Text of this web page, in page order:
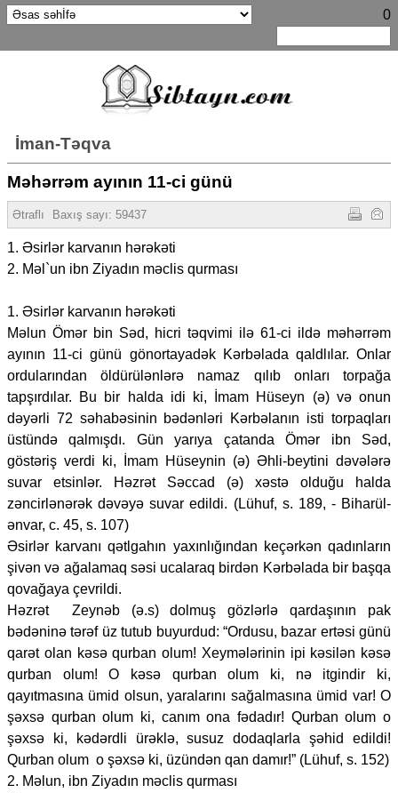
0
İman-Təqva
Məhərrəm ayının 11-ci günü
Ətraflı Baxış sayı: 59437
1. Əsirlər karvanın hərəkəti
2. Məl`un ibn Ziyadın məclis qurması
1. Əsirlər karvanın hərəkəti
Məlun Ömər bin Səd, hicri təqvimi ilə 61-ci ildə məhərrəm
ayının 11-ci günü gönortayadək Kərbəlada qaldlılar. Onlar
ordularından öldürülənlərə namaz qılıb onları torpağa
tapşırdılar. Bu bir halda idi ki, İmam Hüseyn (ə) və onun
dəyərli 72 səhabəsinin bədənləri Kərbəlanın isti torpaqları
üstündə qalmışdı. Gün yarıya çatanda Ömər ibn Səd,
göstəriş verdi ki, İmam Hüseynin (ə) Əhli-beytini dəvələrə
suvar etsinlər. Həzrət Səccad (ə) xəstə olduğu halda
zəncirlənərək dəvəyə suvar edildi. (Lühuf, s. 189, - Biharül-
ənvar, c. 45, s. 107)
Əsirlər karvanı qətlgahın yaxınlığından keçərkən qadınların
şivən və ağalamaq səsi ucalaraq birdən Kərbəlada bir başqa
qovağaya çevrildi.
Həzrət Zeynəb (ə.s) dolmuş gözlərlə qardaşının pak
bədəninə tərəf üz tutub buyurdud: “Ordusu, bazar ertəsi günü
qarət olan kəsə qurban olum! Xeymələrinin ipi kəsilən kəsə
qurban olum! O kəsə qurban olum ki, nə itgindir ki,
qayıtmasına ümid olsun, yaralarını sağalmasına ümid var! O
şəxsə qurban olum ki, canım ona fədadır! Qurban olum o
şəxsə ki, kədərdli ürəklə, susuz dodaqlarla şəhid edildi!
Qurban olum o şəxsə ki, üzündən qan damır!” (Lühuf, s. 152)
2. Məlun, ibn Ziyadın məclis qurması